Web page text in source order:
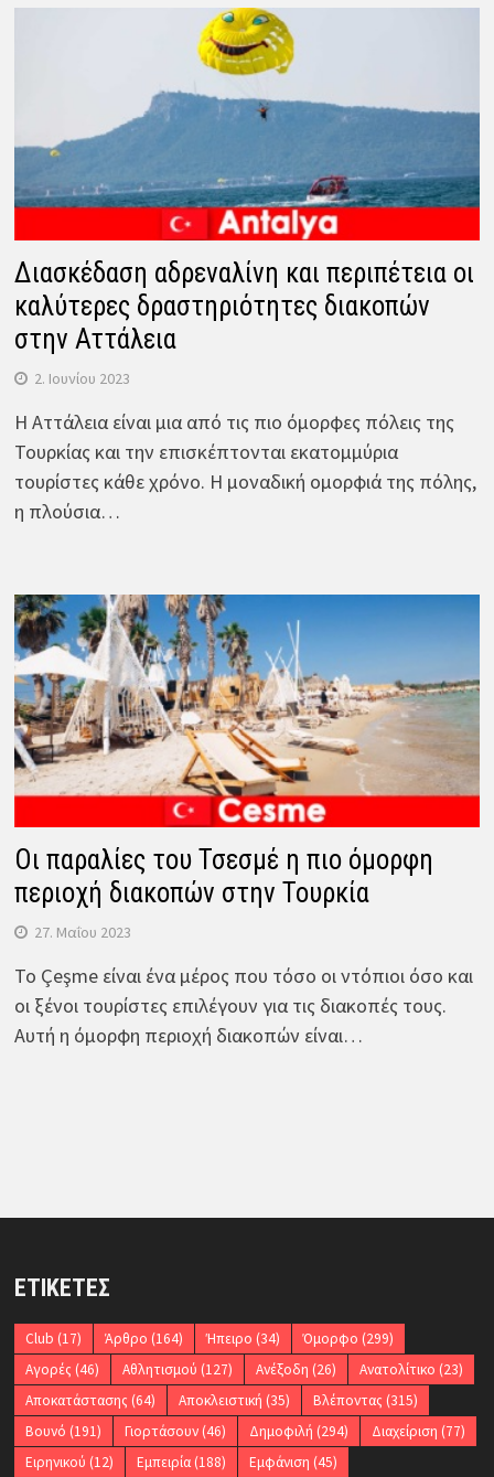
Διασκέδαση αδρεναλίνη και περιπέτεια οι
καλύτερες δραστηριότητες διακοπών
στην Αττάλεια
2. Ιουνίου 2023
Η Αττάλεια είναι μια από τις πιο όμορφες πόλεις της
Τουρκίας και την επισκέπτονται εκατομμύρια
τουρίστες κάθε χρόνο. Η μοναδική ομορφιά της πόλης,
η πλούσια…
Οι παραλίες του Τσεσμέ η πιο όμορφη
περιοχή διακοπών στην Τουρκία
27. Μαΐου 2023
Το Çeşme είναι ένα μέρος που τόσο οι ντόπιοι όσο και
οι ξένοι τουρίστες επιλέγουν για τις διακοπές τους.
Αυτή η όμορφη περιοχή διακοπών είναι…
ΕΤΙΚΈΤΕΣ
Club (17) Άρθρο (164) Ήπειρο (34) Όμορφο (299)
Αγορές (46) Αθλητισμού (127) Ανέξοδη (26) Ανατολίτικο (23)
Αποκατάστασης (64) Αποκλειστική (35) Βλέποντας (315)
Βουνό (191) Γιορτάσουν(46) Δημοφιλή (294) Διαχείριση (77)
Ειρηνικού (12) Εμπειρία(188) Εμφάνιση (45)